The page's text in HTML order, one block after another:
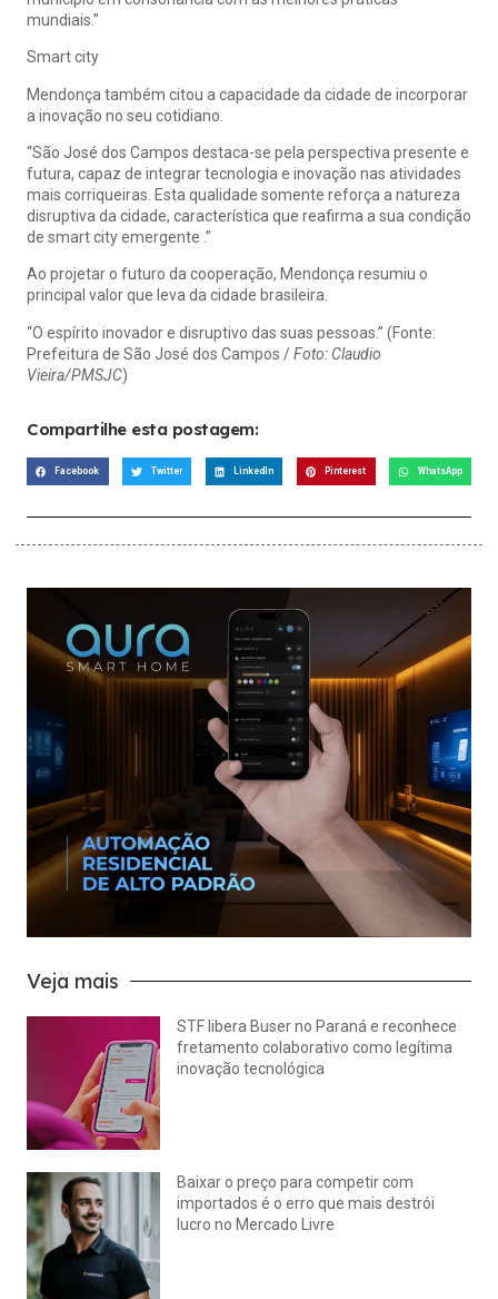
mundiais.”
Smart city
Mendonça também citou a capacidade da cidade de incorporar
a inovação no seu cotidiano.
“São José dos Campos destaca-se pela perspectiva presente e
futura, capaz de integrar tecnologia e inovação nas atividades
mais corriqueiras. Esta qualidade somente reforça a natureza
disruptiva da cidade, característica que reafirma a sua condição
de smart city emergente .”
Ao projetar o futuro da cooperação, Mendonça resumiu o
principal valor que leva da cidade brasileira.
“O espírito inovador e disruptivo das suas pessoas.” (Fonte:
Prefeitura de São José dos Campos /Foto: Claudio
Vieira/PMSJC)
Compartilhe esta postagem:
Facebook Twitter LinkedIn Pinterest WhatsApp
Veja mais
STF libera Buser no Paraná e reconhece
fretamento colaborativo como legítima
inovação tecnológica
Baixar o preço para competir com
importados é o erro que mais destrói
lucro no Mercado Livre